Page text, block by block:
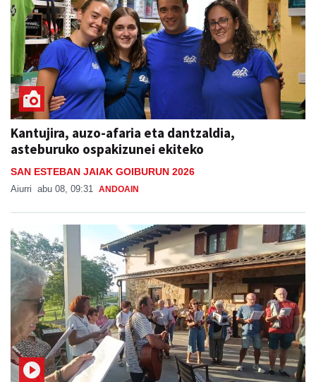
Kantujira, auzo-afaria eta dantzaldia,
asteburuko ospakizunei ekiteko
SAN ESTEBAN JAIAK GOIBURUN 2026
Aiurri abu 08, 09:31 ANDOAIN